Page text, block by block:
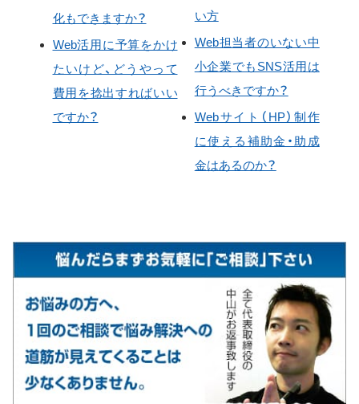
化もできますか？
Web活用に予算をかけ
たいけど、どうやって
費用を捻出すればいい
ですか？
い方
Web担当者のいない中
小企業でもSNS活用は
行うべきですか？
Webサイト（HP）制作
に使える補助金・助成
金はあるのか？